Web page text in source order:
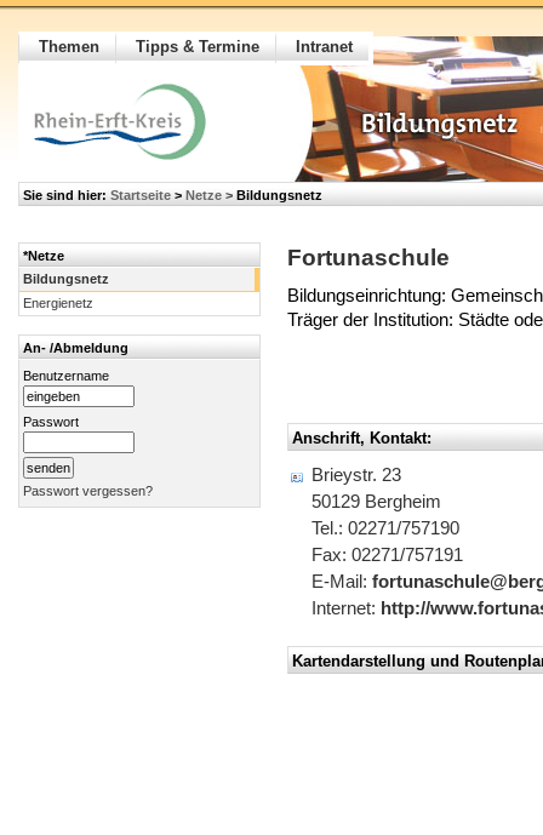
Themen Tipps & Termine Intranet
Sie sind hier:Startseite > Netze > Bildungsnetz
Fortunaschule
Bildungseinrichtung:
Träger der Institution: Städte
Anschrift, Kontakt:
Brieystr. 23
50129 Bergheim
Tel.: 02271/757190
Fax: 02271/757191
E-Mail:
Internet: http://
Kartendarstellung und
*Netze
Bildungsnetz
Energienetz
An- /Abmeldung
Benutzername
Passwort
Passwort vergessen?